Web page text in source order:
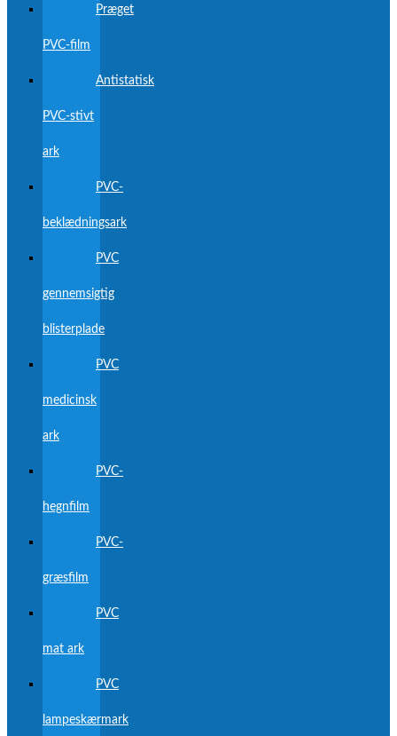
Præget
PVC-film
Antistatisk
PVC-stivt
ark
PVC-
beklædningsark
PVC
gennemsigtig
blisterplade
PVC
medicinsk
ark
PVC-
hegnfilm
PVC-
græsfilm
PVC
mat ark
PVC
lampeskærmark